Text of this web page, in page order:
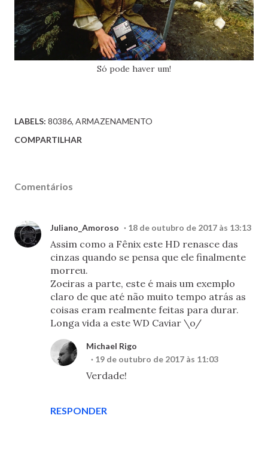
Só pode haver um!
LABELS: 80386 ARMAZENAMENTO
COMPARTILHAR
Comentários
Juliano_Amoroso 18 de outubro de 2017 às 13:13
Assim como a Fênix este HD renasce das
cinzas quando se pensa que ele finalmente
morreu.
Zoeiras a parte, este é mais um exemplo
claro de que até não muito tempo atrás as
coisas eram realmente feitas para durar.
Longa vida a este WD Caviar \o/
RESPONDER
Michael Rigo
19 de outubro de 2017 às 11:03
Verdade!